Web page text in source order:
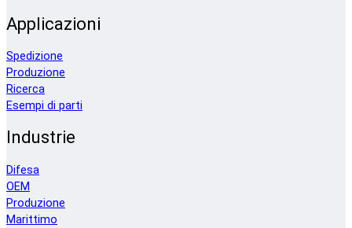
Applicazioni
Spedizione
Produzione
Ricerca
Esempi di parti
Industrie
Difesa
OEM
Produzione
Marittimo